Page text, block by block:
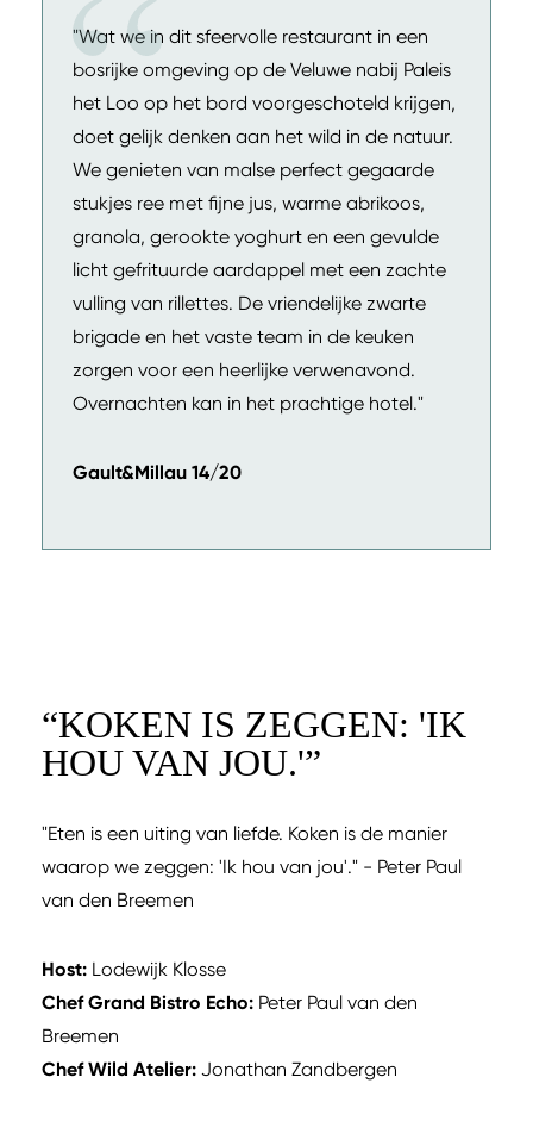
"Wat we in dit sfeervolle restaurant in een
bosrijke omgeving op de Veluwe nabij Paleis
het Loo op het bord voorgeschoteld krijgen,
doet gelijk denken aan het wild in de natuur.
We genieten van malse perfect gegaarde
stukjes ree met fijne jus, warme abrikoos,
granola, gerookte yoghurt en een gevulde
licht gefrituurde aardappel met een zachte
vulling van rillettes. De vriendelijke zwarte
brigade en het vaste team in de keuken
zorgen voor een heerlijke verwenavond.
Overnachten kan in het prachtige hotel."
Gault&Millau 14/20
“KOKEN IS ZEGGEN: 'IK
HOU VAN JOU.'”
"Eten is een uiting van liefde. Koken is de manier
waarop we zeggen: 'Ik hou van jou'." - Peter Paul
van den Breemen
Host: Lodewijk Klosse
Chef Grand Bistro Echo: Peter Paul van den
Breemen
Chef Wild Atelier: Jonathan Zandbergen